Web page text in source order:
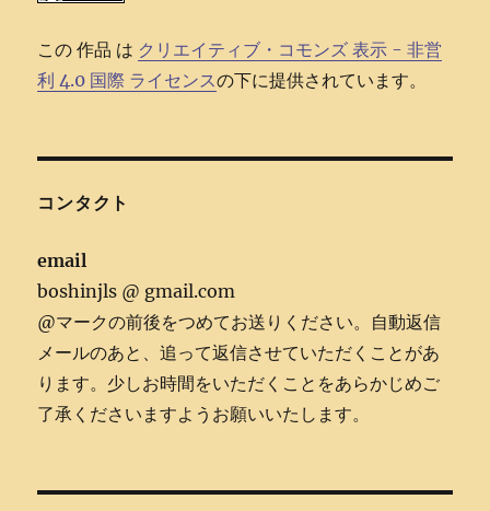
この 作品 は クリエイティブ・コモンズ 表示 - 非営
利 4.0 国際 ライセンスの下に提供されています。
コンタクト
email
boshinjls @ gmail.com
@マークの前後をつめてお送りください。自動返信
メールのあと、追って返信させていただくことがあ
ります。少しお時間をいただくことをあらかじめご
了承くださいますようお願いいたします。